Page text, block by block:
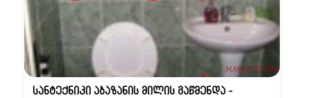
სანტექნიკი აბაზანის მილის გაწმენდა -